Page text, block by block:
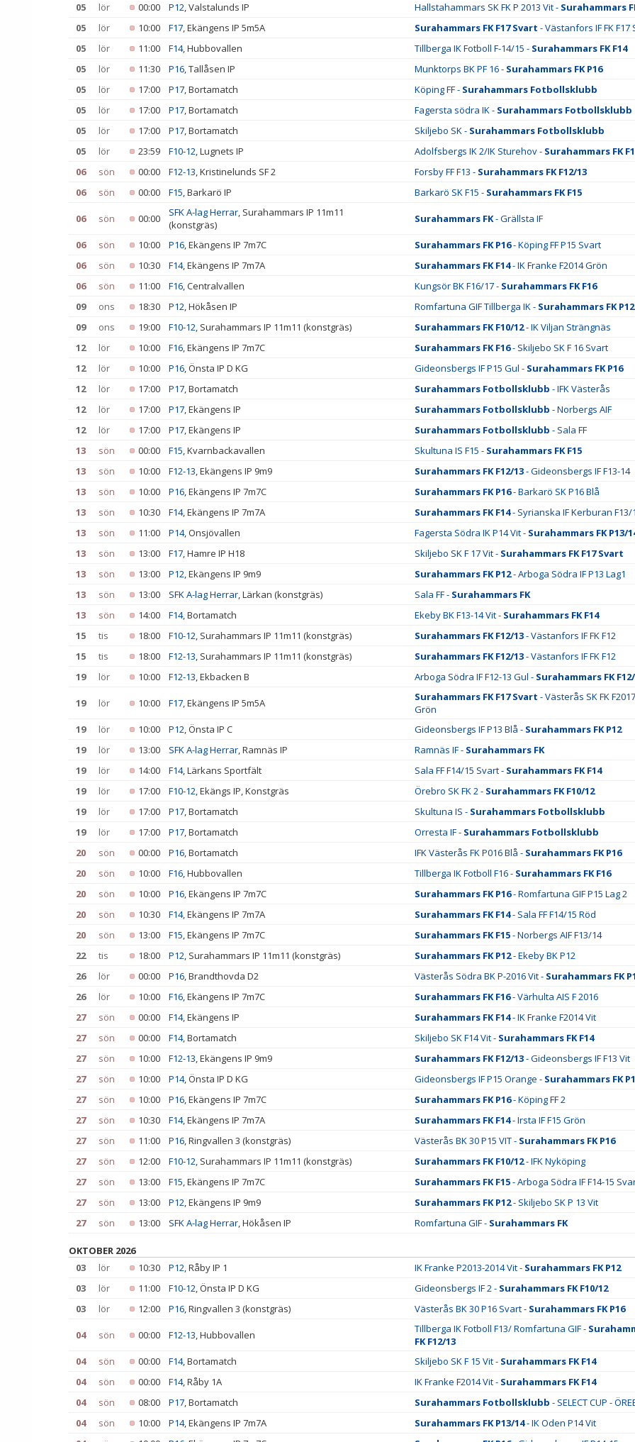
05
lör 00:00 P12, Valstalunds IP Hallstahammars SK FK P 2013 Vit - Surahammars
05
lör 10:00 F17, Ekängens IP 5m5A Surahammars FK F17 Svart - Västanfors IF FK F17
05
lör 11:00 F14, Hubbovallen Tillberga IK Fotboll F-14/15 - Surahammars FK F14
05
lör 11:30 P16, Tallåsen IP Munktorps BK PF 16 - Surahammars FK P16
05
lör 17:00 P17, Bortamatch Köping FF - Surahammars Fotbollsklubb
05
lör 17:00 P17, Bortamatch Fagersta södra IK - Surahammars Fotbollsklubb
05
lör 17:00 P17, Bortamatch Skiljebo SK - Surahammars Fotbollsklubb
05
lör 23:59 F10-12, Lugnets IP Adolfsbergs IK 2/IK Sturehov - Surahammars FK
06
sön 00:00 F12-13, Kristinelunds SF 2 Forsby FF F13 - Surahammars FK F12/13
06
sön 00:00 F15, Barkarö IP Barkarö SK F15 - Surahammars FK F15
06 sön 00:00 SFK A-lag Herrar, Surahammars IP 11m11
(konstgräs)
Surahammars FK- Grällsta IF
06 sön 10:00 P16, Ekängens IP 7m7C Surahammars FK P16- Köping FF P15 Svart
06
sön 10:30 F14, Ekängens IP 7m7A Surahammars FK F14- IK Franke F2014 Grön
06
sön 11:00 F16, Centralvallen Kungsör BK F16/17 - Surahammars FK F16
09
ons 18:30 P12, Hökåsen IP Romfartuna GIF Tillberga IK - Surahammars FK P12
09
ons 19:00 F10-12, Surahammars IP 11m11 (konstgräs) Surahammars FK F10/12- IK Viljan Strängnäs
12
lör 10:00 F16, Ekängens IP 7m7C Surahammars FK F16- Skiljebo SK F 16 Svart
12
lör 10:00 P16, Önsta IP D KG Gideonsbergs IF P15 Gul - Surahammars FK P16
12
lör 17:00 P17, Bortamatch Surahammars Fotbollsklubb - IFK Västerås
12
lör 17:00 P17, Ekängens IP Surahammars Fotbollsklubb - Norbergs AIF
12
lör 17:00 P17, Ekängens IP Surahammars Fotbollsklubb - Sala FF
13
sön 00:00 F15, Kvarnbackavallen Skultuna IS F15 - Surahammars FK F15
13
sön 10:00 F12-13, Ekängens IP 9m9 Surahammars FK F12/13- Gideonsbergs IF F13-14
13
sön 10:00 P16, Ekängens IP 7m7C Surahammars FK P16- Barkarö SK P16 Blå
13
sön 10:30 F14, Ekängens IP 7m7A Surahammars FK F14- Syrianska IF Kerburan F13/
13
sön 11:00 P14, Onsjövallen Fagersta Södra IK P14 Vit - Surahammars FK P13/
13
sön 13:00 F17, Hamre IP H18 Skiljebo SK F 17 Vit - Surahammars FK F17 Svart
13
sön 13:00 P12, Ekängens IP 9m9 Surahammars FK P12- Arboga Södra IF P13 Lag1
13
sön 13:00 SFK A-lag Herrar, Lärkan (konstgräs) Sala FF - Surahammars FK
13
sön 14:00 F14, Bortamatch Ekeby BK F13-14 Vit - Surahammars FK F14
15
tis 18:00 F10-12, Surahammars IP 11m11 (konstgräs) Surahammars FK F12/13- Västanfors IF FK F12
15
tis 18:00 F12-13, Surahammars IP 11m11 (konstgräs) Surahammars FK F12/13- Västanfors IF FK F12
19
lör 10:00 F12-13, Ekbacken B Arboga Södra IF F12-13 Gul - Surahammars FK
19 lör 10:00 F17, Ekängens IP 5m5A Surahammars FK F17 Svart - Västerås SK FK
Grön
19 lör 10:00 P12, Önsta IP C Gideonsbergs IF P13 Blå - Surahammars FK P12
19
lör 13:00 SFK A-lag Herrar, Ramnäs IP Ramnäs IF - Surahammars FK
19
lör 14:00 F14, Lärkans Sportfält Sala FF F14/15 Svart - Surahammars FK F14
19
lör 17:00 F10-12, Ekängs IP, Konstgräs Örebro SK FK 2 - Surahammars FK F10/12
19
lör 17:00 P17, Bortamatch Skultuna IS - Surahammars Fotbollsklubb
19
lör 17:00 P17, Bortamatch Orresta IF - Surahammars Fotbollsklubb
20
sön 00:00 P16, Bortamatch IFK Västerås FK P016 Blå - Surahammars FK P16
20
sön 10:00 F16, Hubbovallen Tillberga IK Fotboll F16 - Surahammars FK F16
20
sön 10:00 P16, Ekängens IP 7m7C Surahammars FK P16- Romfartuna GIF P15 Lag 2
20
sön 10:30 F14, Ekängens IP 7m7A Surahammars FK F14- Sala FF F14/15 Röd
20
sön 13:00 F15, Ekängens IP 7m7C Surahammars FK F15- Norbergs AIF F13/14
22
tis 18:00 P12, Surahammars IP 11m11 (konstgräs) Surahammars FK P12- Ekeby BK P12
26
lör 00:00 P16, Brandthovda D2 Västerås Södra BK P-2016 Vit - Surahammars FK
26
lör 10:00 F16, Ekängens IP 7m7C Surahammars FK F16- Värhulta AIS F 2016
27
sön 00:00 F14, Ekängens IP Surahammars FK F14- IK Franke F2014 Vit
27
sön 00:00 F14, Bortamatch Skiljebo SK F14 Vit - Surahammars FK F14
27
sön 10:00 F12-13, Ekängens IP 9m9 Surahammars FK F12/13- Gideonsbergs IF F13 Vit
27
sön 10:00 P14, Önsta IP D KG Gideonsbergs IF P15 Orange - Surahammars FK
27
sön 10:00 P16, Ekängens IP 7m7C Surahammars FK P16- Köping FF 2
27
sön 10:30 F14, Ekängens IP 7m7A Surahammars FK F14- Irsta IF F15 Grön
27
sön 11:00 P16, Ringvallen 3 (konstgräs) Västerås BK 30 P15 VIT - Surahammars FK P16
27
sön 12:00 F10-12, Surahammars IP 11m11 (konstgräs) Surahammars FK F10/12- IFK Nyköping
27
sön 13:00 F15, Ekängens IP 7m7C Surahammars FK F15- Arboga Södra IF F14-15
27
sön 13:00 P12, Ekängens IP 9m9 Surahammars FK P12- Skiljebo SK P 13 Vit
27
sön 13:00 SFK A-lag Herrar, Hökåsen IP Romfartuna GIF - Surahammars FK
OKTOBER 2026
03
lör 10:30 P12, Råby IP 1 IK Franke P2013-2014 Vit - Surahammars FK P12
03
lör 11:00 F10-12, Önsta IP D KG Gideonsbergs IF 2 - Surahammars FK F10/12
03
lör 12:00 P16, Ringvallen 3 (konstgräs) Västerås BK 30 P16 Svart - Surahammars FK P16
04 sön 00:00 F12-13, Hubbovallen Tillberga IK Fotboll F13/ Romfartuna GIF -
FK F12/13
04 sön 00:00 F14, Bortamatch Skiljebo SK F 15 Vit - Surahammars FK F14
04
sön 00:00 F14, Råby 1A IK Franke F2014 Vit - Surahammars FK F14
04
sön 08:00 P17, Bortamatch Surahammars Fotbollsklubb - SELECT CUP -
04
sön 10:00 P14, Ekängens IP 7m7A Surahammars FK P13/14- IK Oden P14 Vit